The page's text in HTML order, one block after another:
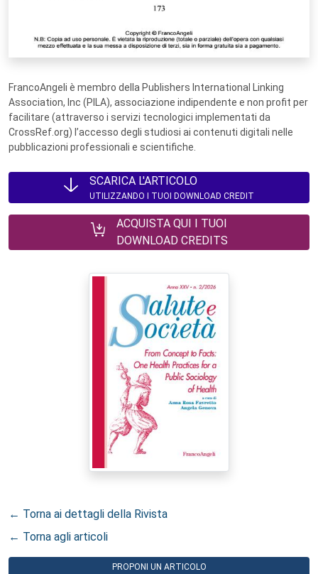
FrancoAngeli è membro della Publishers International Linking
Association, Inc (PILA), associazione indipendente e non profit per
facilitare (attraverso i servizi tecnologici implementati da
CrossRef.org) l’accesso degli studiosi ai contenuti digitali nelle
pubblicazioni professionali e scientifiche.
SCARICA L'ARTICOLO
UTILIZZANDO I TUOI DOWNLOAD CREDIT
ACQUISTA QUI I TUOI
DOWNLOAD CREDITS
← Torna ai dettagli della Rivista
← Torna agli articoli
PROPONI UN ARTICOLO